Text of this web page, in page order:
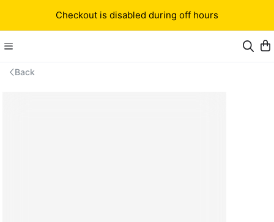
Checkout is disabled during off hours
Back